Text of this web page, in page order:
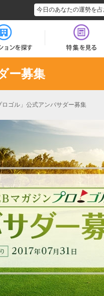
今日のあなたの運勢を占
ー募集
ゴル」公式アンバサダー募集